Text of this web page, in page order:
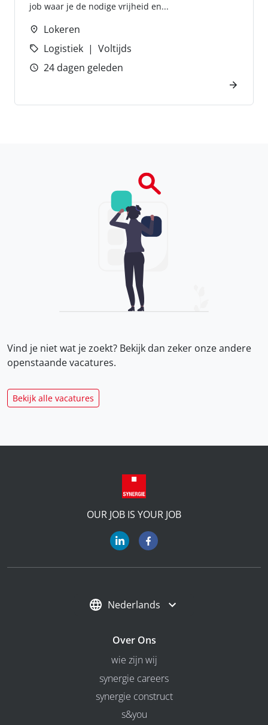
job waar je de nodige vrijheid en...
Lokeren
Logistiek
Voltijds
24 dagen geleden
Vind je niet wat je zoekt? Bekijk dan zeker onzeandere
openstaande vacatures.
Bekijk alle vacatures
OUR JOB IS YOUR JOB
Nederlands
Over Ons
wie zijn wij
synergie careers
synergie construct
s&you